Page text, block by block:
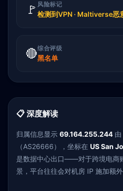
🚩 风险标记
检测到VPN · Maltiverse恶
🔴综合评级
黑名单
📋 深度解读
归属信息显示 69.164.255.244 由
（AS26666），坐标在 US San
是数据中心出口——对于跨境电商
景，平台往往会对机房 IP 施加额外